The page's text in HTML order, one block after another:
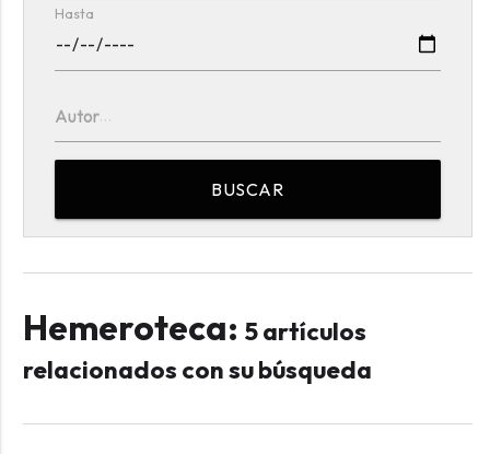
Hasta
Autor
BUSCAR
Hemeroteca: 5 artículos
relacionados con su búsqueda